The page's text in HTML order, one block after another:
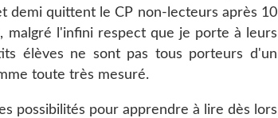
demi quittent le CP non-lecteurs après 10
malgré l'infini respect que je porte à leurs
élèves ne sont pas tous porteurs d'un
toute très mesuré.
possibilités pour apprendre à lire dès lors